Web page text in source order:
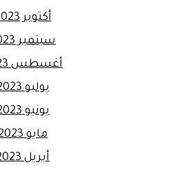
أكتوبر 2023
سبتمبر 2023
أغسطس 2023
يوليو 2023
يونيو 2023
مايو 2023
أبريل 2023